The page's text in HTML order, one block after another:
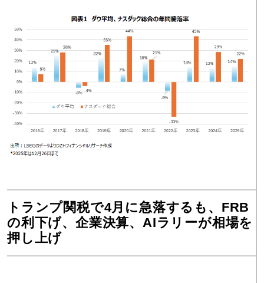
トランプ関税で4月に急落するも、FRB
の利下げ、企業決算、AIラリーが相場を
押し上げ